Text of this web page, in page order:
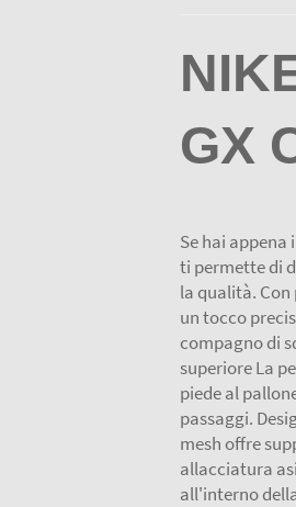
GX
Se hai
ti permette di
la qualità.
un tocco
compagno di
superiore La
piede al
passaggi.
mesh offre
allacciatura
all'interno